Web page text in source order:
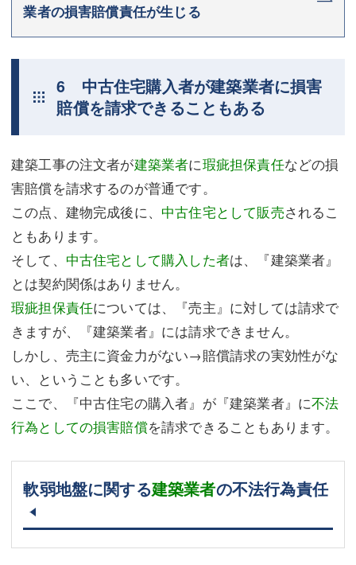
業者の損害賠償責任が生じる
6 中古住宅購入者が建築業者に損害
賠償を請求できることもある
建築工事の注文者が建築業者に瑕疵担保責任などの損
害賠償を請求するのが普通です。
この点、建物完成後に、 中古住宅として販売されるこ
ともあります。
そして、 中古住宅として購入した者は、『建築業者』
とは契約関係はありません。
瑕疵担保責任については、『売主』に対しては請求で
きますが、『建築業者』には請求できません。
しかし、売主に資金力がない→賠償請求の実効性がな
い、ということも多いです。
ここで、『中古住宅の購入者』が『建築業者』に不法
行為としての損害賠償を請求できることもあります。
軟弱地盤に関する建築業者の不法行為責任